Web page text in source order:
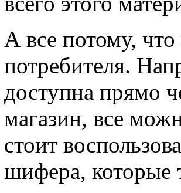
А все потому,
потребителя.
доступна прямо
магазин, все
стоит
шифера, которые